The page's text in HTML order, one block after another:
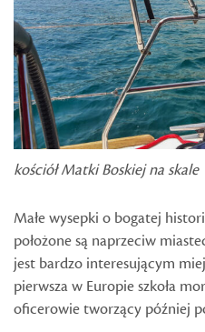
kościół Matki Boskiej na skale
Małe wysepki o bogatej
położone są naprzeciw
jest bardzo interesującym
pierwsza w Europie szkoła
oficerowie tworzący później